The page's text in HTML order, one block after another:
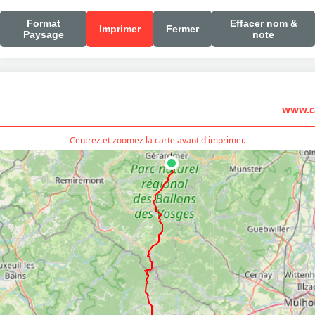
Format
Paysage
Imprimer Fermer
Effacer nom &
note
Centrez et zoomez la carte avant d'imprimer.